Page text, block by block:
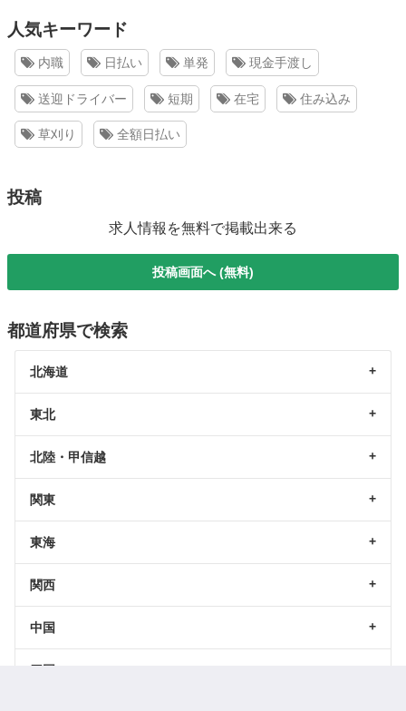
人気キーワード
内職 日払い 単発 現金手渡し
送迎ドライバー 短期 在宅 住み込み
草刈り 全額日払い
投稿
求人情報を無料で掲載出来る
投稿画面へ (無料)
都道府県で検索
北海道
東北
北陸・甲信越
関東
東海
関西
中国
四国